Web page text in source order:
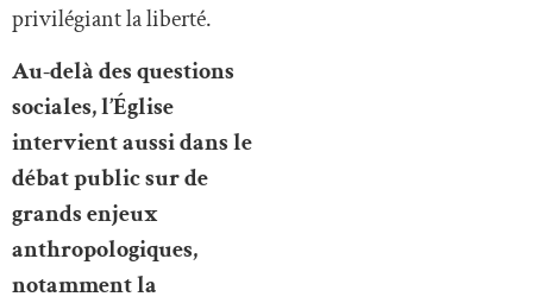
privilégiant la liberté.
Au-delà des questions
sociales, l’Église
intervient aussi dans le
débat public sur de
grands enjeux
anthropologiques,
notamment la